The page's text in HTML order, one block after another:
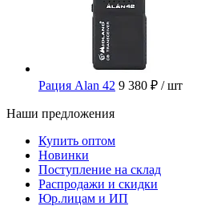
Рация Alan 42 9 380 ₽ / шт
Наши предложения
Купить оптом
Новинки
Поступление на склад
Распродажи и скидки
Юр.лицам и ИП